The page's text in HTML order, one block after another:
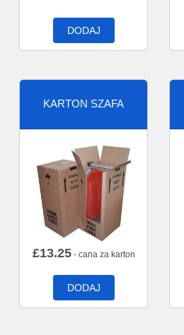
DODAJ
KARTON SZAFA
£13.25- cana za karton
DODAJ